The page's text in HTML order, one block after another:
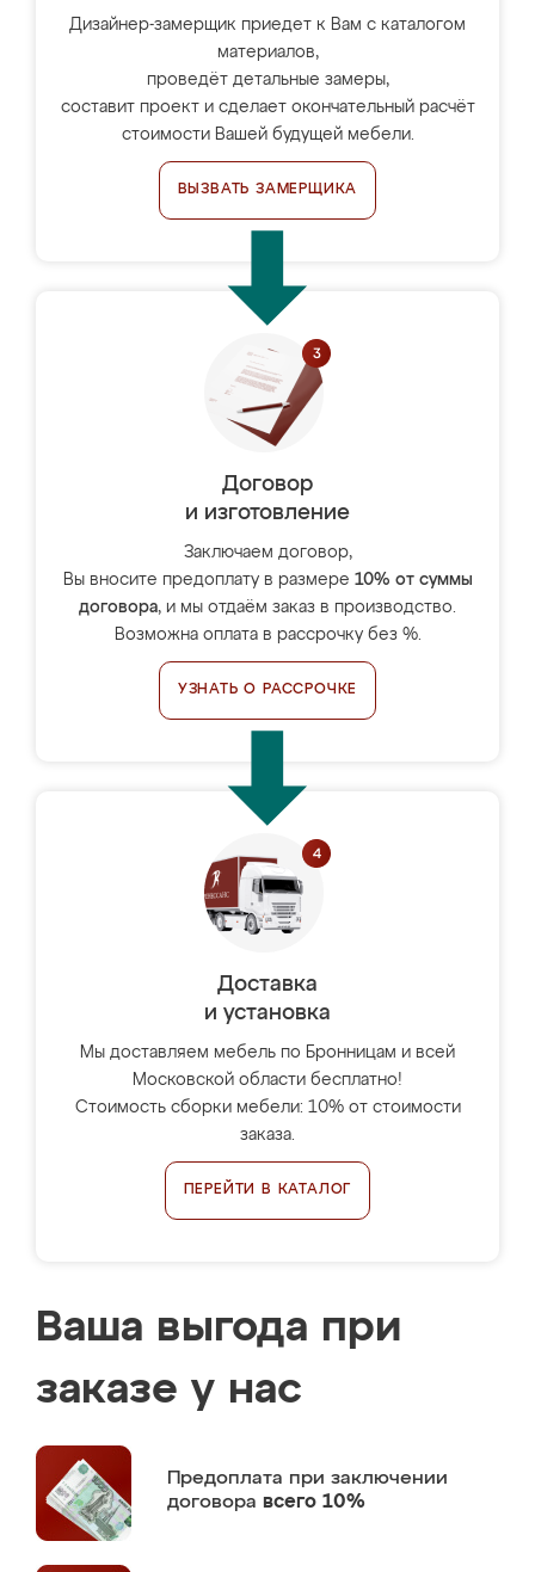
Дизайнер-замерщик приедет к Вам с каталогом
материалов,
проведёт детальные замеры,
составит проект и сделает окончательный расчёт
стоимости Вашей будущей мебели.
ВЫЗВАТЬ ЗАМЕРЩИКА
Договор
и изготовление
Заключаем договор,
Вы вносите предоплату в размере 10% от суммы
договора, и мы отдаём заказ в производство.
Возможна оплата в рассрочку без %.
УЗНАТЬ О РАССРОЧКЕ
Доставка
и установка
Мы доставляем мебель по Бронницам и всей
Московской области бесплатно!
Стоимость сборки мебели: 10% от стоимости
заказа.
ПЕРЕЙТИ В КАТАЛОГ
Ваша выгода при
заказе у нас
Предоплата при заключении
договора всего 10%